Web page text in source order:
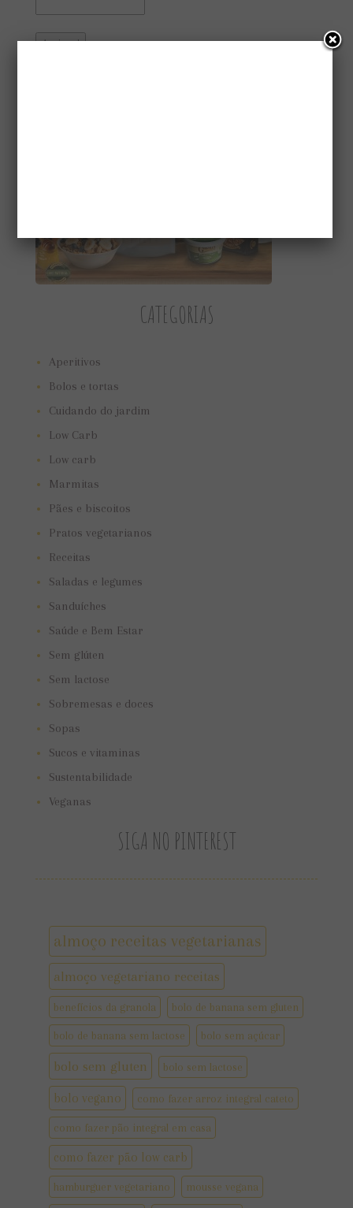
CATEGORIAS
Aperitivos
Bolos e tortas
Cuidando do jardim
Low Carb
Low carb
Marmitas
Pães e biscoitos
Pratos vegetarianos
Receitas
Saladas e legumes
Sanduíches
Saúde e Bem Estar
Sem glúten
Sem lactose
Sobremesas e doces
Sopas
Sucos e vitaminas
Sustentabilidade
Veganas
SIGA NO PINTEREST
almoço receitas vegetarianas
almoço vegetariano receitas
benefícios da granola bolo de banana sem gluten
bolo de banana sem lactose bolo sem açúcar
bolo sem gluten bolo sem lactose
bolo vegano como fazer arroz integral cateto
como fazer pão integral em casa
como fazer pão low carb
hamburguer vegetariano mousse vegana